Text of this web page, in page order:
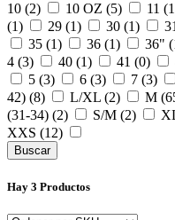
10 (2)
10 OZ (5) 11
(1)
29 (1) 30 (1)
35 (1)
36 (1) 36"
4 (3)
40 (1) 41 (0)
5 (3)
6 (3) 7 (3)
42) (8)
L/XL (2) M
(31-34) (2)
S/M (2)
XXS (12)
Hay 3 Productos